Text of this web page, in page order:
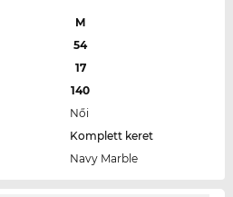
M
54
17
140
Női
Komplett keret
Navy Marble